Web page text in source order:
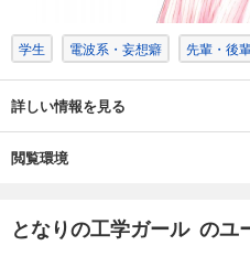
学生 電波系・妄想癖 先輩・後
詳しい情報を見る
閲覧環境
となりの工学ガール のユ